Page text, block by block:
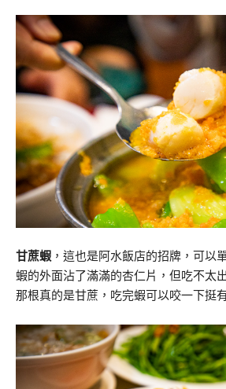
甘蔗蝦 ，這也是阿水飯店的招牌，可以
蝦的外面沾了滿滿的杏仁片，但吃不太
那根真的是甘蔗，吃完蝦可以咬一下挺